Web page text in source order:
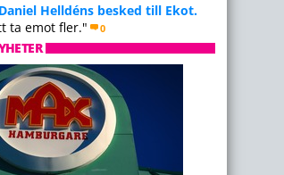
Helldéns besked till Ekot.
ta emot fler."
0